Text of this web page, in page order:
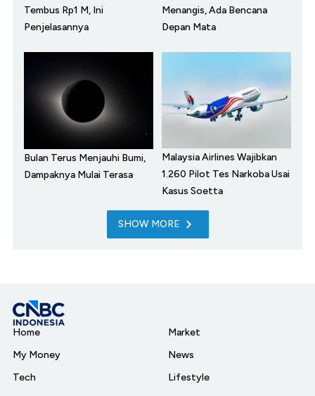
Tembus Rp1 M, Ini
Penjelasannya
Menangis, Ada Bencana
Depan Mata
Bulan Terus Menjauhi Bumi,
Dampaknya Mulai Terasa
Malaysia Airlines Wajibkan
1.260 Pilot Tes Narkoba Usai
Kasus Soetta
SHOW MORE
Home
My Money
Tech
Market
News
Lifestyle